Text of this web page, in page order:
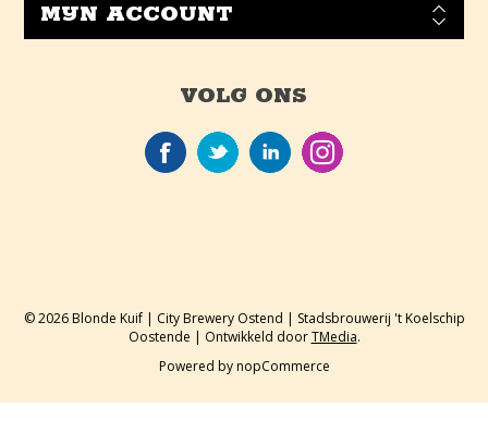
MIJN ACCOUNT
VOLG ONS
© 2026 Blonde Kuif | City Brewery Ostend | Stadsbrouwerij 't Koelschip
Oostende | Ontwikkeld doorTMedia.
Powered bynopCommerce